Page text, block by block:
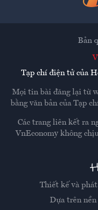
Thiết kế và
Dựa trên nền
Bản
Tạp chí điện tử của
Mọi tin bài đăng lại từ
bằng văn bản của Tạp
Các trang liên kết ra
VnEconomy không